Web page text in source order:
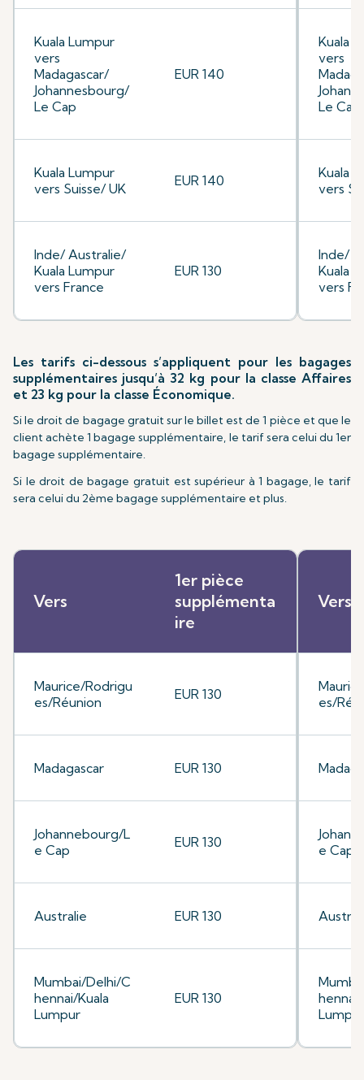
Kuala Lumpur
vers
Madagascar/
Johannesbourg/
Le Cap
EUR 140
Kuala Lumpur
vers Suisse/ UK
EUR 140
Inde/ Australie/
Kuala Lumpur
vers France
EUR 130
Kuala
vers
Le Cap
Kuala
vers
Inde/
Kuala
vers
Les tarifs ci-dessous s’appliquent pour les bagages
supplémentaires jusqu’à 32 kg pour la classe Affaires
et 23 kg pour la classe Économique.
Si le droit de bagage gratuit sur le billet est de 1 pièce et que le
client achète 1 bagage supplémentaire, le tarif sera celui du 1er
bagage supplémentaire.
Si le droit de bagage gratuit est supérieur à 1 bagage, le tarif
sera celui du 2ème bagage supplémentaire et plus.
Vers
1er pièce
supplémenta
ire
Maurice/Rodrigu
es/Réunion
EUR 130
Madagascar EUR 130
Johannebourg/L
e Cap
EUR 130
Australie EUR 130
Mumbai/Delhi/C
hennai/Kuala
Lumpur
EUR 130
Vers
es/
e Cap
hennai/
Lumpur